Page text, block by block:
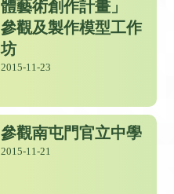
體藝術創作計畫」
參觀及製作模型工作
坊
2015-11-23
參觀南屯門官立中學
2015-11-21